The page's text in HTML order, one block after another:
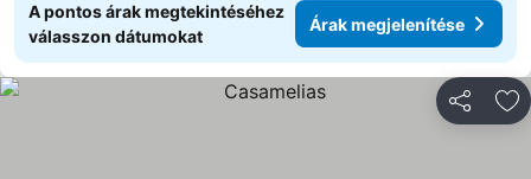
A pontos árak megtekintéséhez
válasszon dátumokat
Árak megjelenítése